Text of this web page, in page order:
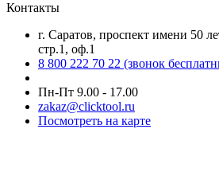
Контакты
г. Саратов, проспект имени 50
стр.1, оф.1
8 800 222 70 22 (звонок
Пн-Пт 9.00 - 17.00
zakaz@clicktool.ru
Посмотреть на карте